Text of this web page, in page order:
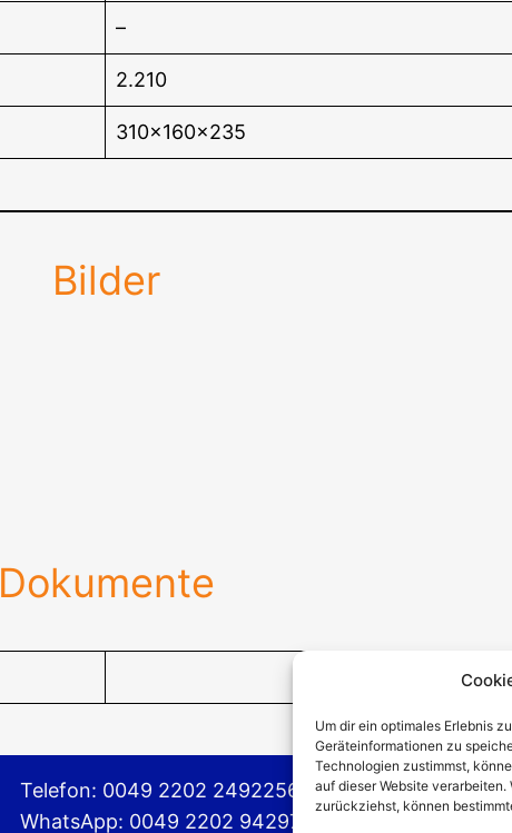
Um dir ein optimales Erlebnis
Geräteinformationen zu
Technologien zustimmst,
auf dieser Website
zurückziehst, können
–
2.210
310x160x235
Bilder
Dokumente
Telefon: 0049 2202 2492256
WhatsApp: 0049 2202 9429726